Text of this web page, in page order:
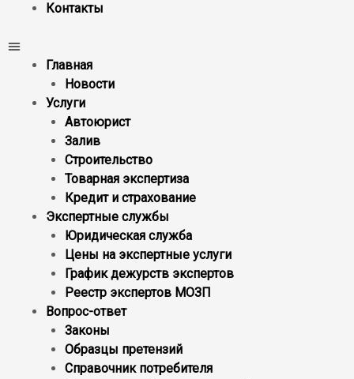
Контакты
Главная
Новости
Услуги
Автоюрист
Залив
Строительство
Товарная экспертиза
Кредит и страхование
Экспертные службы
Юридическая служба
Цены на экспертные услуги
График дежурств экспертов
Реестр экcпертов МОЗП
Вопрос-ответ
Законы
Образцы претензий
Справочник потребителя